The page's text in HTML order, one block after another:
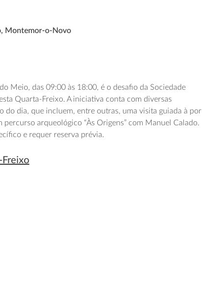
Montemor-o-Novo
Meio, das 09:00 às 18:00, é o desafio da Sociedade
Quarta-Freixo. A iniciativa conta com diversas
do dia, que incluem, entre outras, uma visita guiada à por
arqueológico “Às Origens” com Manuel Calado.
e requer reserva prévia.
Freixo